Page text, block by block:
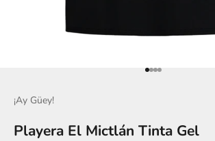
Ir al artículo 1
Ir al artículo 2
Ir al artículo 3
Ir al artículo 4
¡Ay Güey!
Playera El Mictlán Tinta Gel